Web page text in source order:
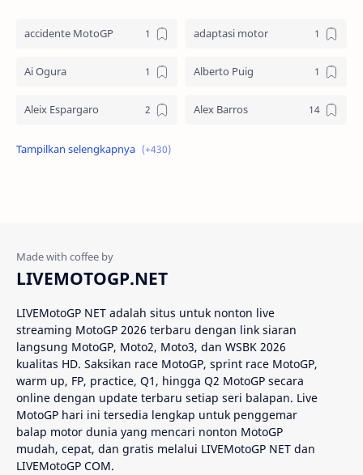
accidente MotoGP adaptasi motor
Ai Ogura Alberto Puig
Aleix Espargaro Alex Barros
Alex Criville
Analisis MotoGP
AragonGP Assen
Australian GP Balap Motor
Balap Motor Dunia Balap Superbike
Balapan Dramatis Balapan MotoGP
LIVEMOTOGP.NET
LIVEMotoGP NET adalah situs untuk nonton live
streaming MotoGP 2026 terbaru dengan link siaran
langsung MotoGP, Moto2, Moto3, dan WSBK 2026
kualitas HD. Saksikan race MotoGP, sprint race MotoGP,
warm up, FP, practice, Q1, hingga Q2 MotoGP secara
online dengan update terbaru setiap seri balapan. Live
MotoGP hari ini tersedia lengkap untuk penggemar
balap motor dunia yang mencari nonton MotoGP
mudah, cepat, dan gratis melalui LIVEMotoGP NET dan
LIVEMotoGP COM.